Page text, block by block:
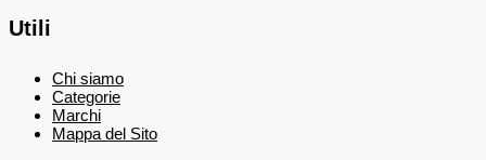
Utili
Chi siamo
Categorie
Marchi
Mappa del Sito